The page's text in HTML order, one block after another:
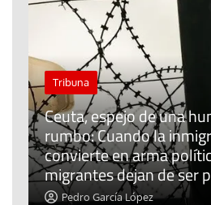
El cuidado de la creación
El olor de la paz
Pedro García López